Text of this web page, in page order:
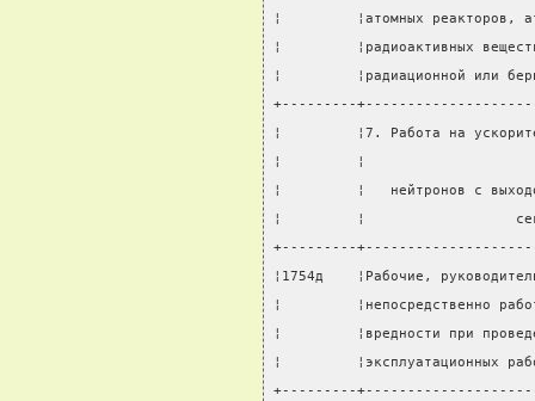
¦         ¦атомных реакторов,
¦         ¦радиоактивных
¦         ¦радиационной или
+---------
¦         ¦7. Работа на
¦         ¦
¦         ¦   нейтронов с
¦         ¦
+---------
¦1754д    ¦Рабочие,
¦         ¦непосредственно
¦         ¦вредности при
¦
+---------